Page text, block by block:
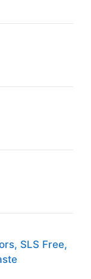
SLS Free,